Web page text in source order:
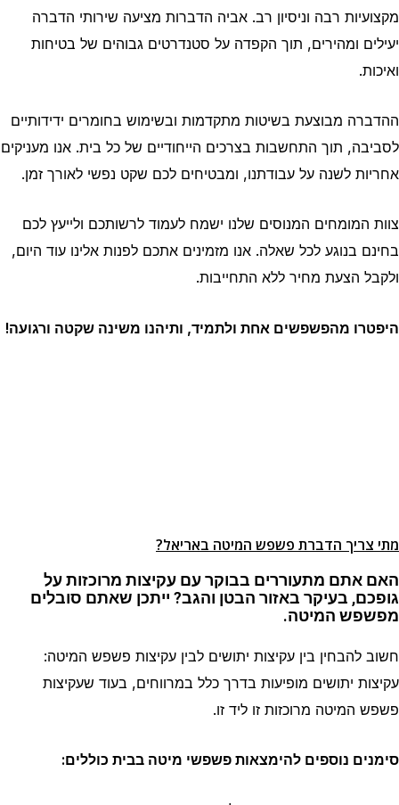
מקצועיות רבה וניסיון רב. אביה הדברות מציעה שירותי הדברה
יעילים ומהירים, תוך הקפדה על סטנדרטים גבוהים של בטיחות
ואיכות.
ההדברה מבוצעת בשיטות מתקדמות ובשימוש בחומרים ידידותיים
לסביבה, תוך התחשבות בצרכים הייחודיים של כל בית. אנו מעניקים
אחריות לשנה על עבודתנו, ומבטיחים לכם שקט נפשי לאורך זמן.
צוות המומחים המנוסים שלנו ישמח לעמוד לרשותכם ולייעץ לכם
בחינם בנוגע לכל שאלה. אנו מזמינים אתכם לפנות אלינו עוד היום,
ולקבל הצעת מחיר ללא התחייבות.
היפטרו מהפשפשים אחת ולתמיד, ותיהנו משינה שקטה ורגועה!
מתי צריך הדברת פשפש המיטה באריאל?
האם אתם מתעוררים בבוקר עם עקיצות מרוכזות על
גופכם, בעיקר באזור הבטן והגב? ייתכן שאתם סובלים
מפשפש המיטה.
חשוב להבחין בין עקיצות יתושים לבין עקיצות פשפש המיטה:
עקיצות יתושים מופיעות בדרך כלל במרווחים, בעוד שעקיצות
פשפש המיטה מרוכזות זו ליד זו.
סימנים נוספים להימצאות פשפשי מיטה בבית כוללים: